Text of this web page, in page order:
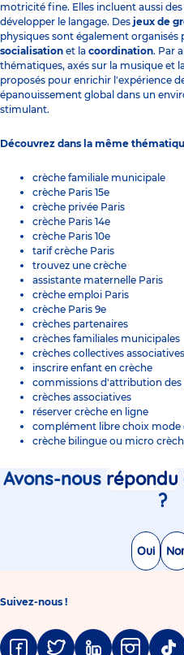
motricité fine. Elles incluent aussi
développer le langage. Des jeux de
physiques sont également
socialisation et la coordination. Par
thématiques, axés sur la musique et
proposés pour enrichir l'expérience
épanouissement global dans un
stimulant.
Découvrez dans la même
crèche familiale municipale
crèche Paris 15e
crèche privée Paris
crèche Paris 14e
crèche Paris 10e
tarif crèche Paris
trouvez une crèche
assistante maternelle Paris
crèche emploi Paris
crèche Paris 9e
crèches partenaires
crèches familiales municipales
crèches collectives associatives
inscrire enfant en crèche
commissions d'attribution des
crèches associatives
réserver crèche en ligne
complément libre choix mode
crèche bilingue ou micro
Avons-nous répondu
?
Oui
Suivez-nous !